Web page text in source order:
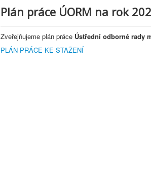
Plán práce ÚORM na rok
Zveřejňujeme plán práce Ústřední odborné rady
PLÁN PRÁCE KE STAŽENÍ